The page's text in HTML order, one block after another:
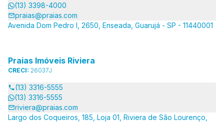
(13) 3398-4000
praias@praias.com
Avenida Dom Pedro I, 2650, Enseada, Guarujá - SP - 11440001
Praias Imóveis Riviera
CRECI: 26037J
(13) 3316-5555
(13) 3316-5555
riviera@praias.com
Largo dos Coqueiros, 185, Loja 01, Riviera de São Lourenço,